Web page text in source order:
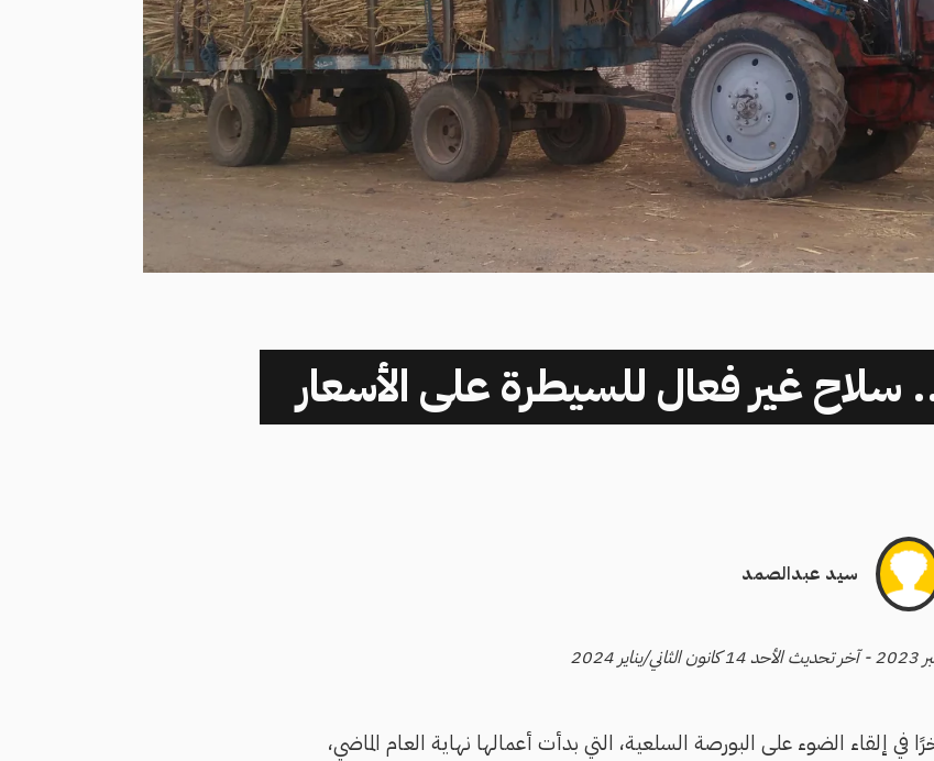
غير فعال للسيطرة على الأسعار
سيد عبدالصمد
إلقاء الضوء على البورصة السلعية، التي بدأت أعمالها نهاية العام الماضي،